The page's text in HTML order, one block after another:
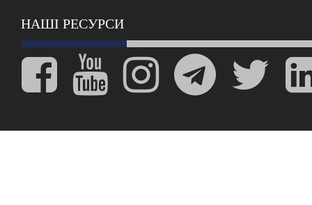
НАШІ РЕСУРСИ